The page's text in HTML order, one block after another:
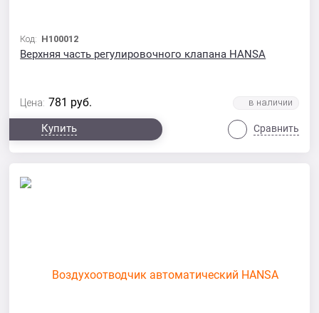
Код: Н100012
Верхняя часть регулировочного клапана HANSA
Цена: 781 руб.
Купить Сравнить